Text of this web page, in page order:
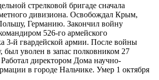
стрелковой бригаде сначала
дивизиона. Освобождал Крым,
Германию. Закончил войну
526-го армейского
3-й гвардейской армии. После войны
был уволен в запас полковником 27
Работал директором Дома научно-
в городе Нальчике. Умер 1 октября